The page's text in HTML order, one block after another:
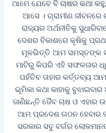
ଆମେ ଯେବେ ବି ଚାଷର କଥା
ଆସେ । ଗ୍ରାମୀଣ
ରାଜ୍ୟର ଅର୍ଥନୀତିକୁ
ଦେଶର ବିକାଶରେ କୃଷିକୁ
ମୂଳଭିତ୍ତି ଆମ ସମସ୍ତଙ୍କ
ମାଟିରୁ କିପରି ଏହି ସଫଳତାର
ପହଁଚିବ ତାହାର କର୍ତ୍ତବ୍ୟ
ଭୂମିକା କଥା କାହାକୁ
ଜାଣିଛନ୍ତି ଜୈବ ଚାଷ ଓ ଏହାର
ଆମ ପ୍ରଦେଶ ଗଠନ ହେବାର
ସରକାର ସବୁ ବର୍ଗର